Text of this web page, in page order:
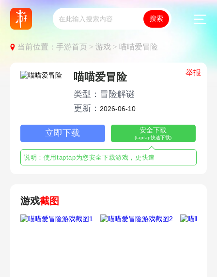
当前位置：手游首页 >游戏 > 喵喵爱冒险
举报
喵喵爱冒险
类型：冒险解谜
更新：2026-06-10
立即下载 安全下载
(taptap快速下载)
说明：使用taptap为您安全下载游戏，更快速
游戏截图